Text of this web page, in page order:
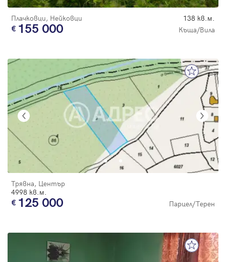
Плачковци, Нейковци 138 кв.м.
155 000 Къща/Вила
Трявна, Център
4998 кв.м.
125 000 Парцел/Терен